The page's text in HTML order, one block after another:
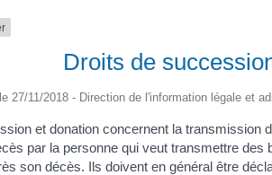
Droits de
27/11/2018 - Direction de l'information légale et
et donation concernent la transmission
par la personne qui veut transmettre
son décès. Ils doivent en général être